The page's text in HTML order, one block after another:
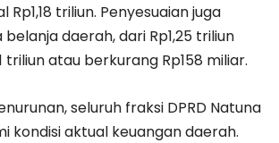
triliun. Penyesuaian juga
daerah, dari Rp1,25 triliun
triliun atau berkurang Rp158 miliar.
seluruh fraksi DPRD Natuna
kondisi aktual keuangan daerah.